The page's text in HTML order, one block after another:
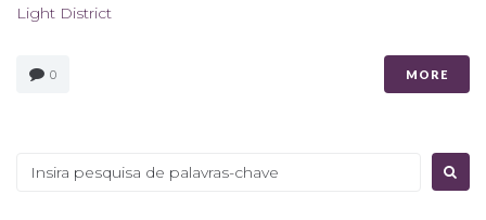
Light District
0 MORE
Procurar: